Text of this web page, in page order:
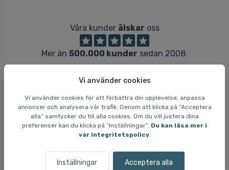
Vi använder cookies
Vi använder cookies för att förbättra din upplevelse, anpassa
annonser och analysera vår trafik. Genom att klicka på ”Acceptera
alla” samtycker du till alla cookies. Om du vill justera dina
preferenser kan du klicka på ”Inställningar”. Du kan läsa mer i
vår integritetspolicy.
Inställningar Acceptera alla
Våra kunder älskar oss
Mer än 500.000 kunder sedan 2008.
Skidresor.com
Skidresor.com är en skandinavisk webbshop som har sålt
skidkläder, skidutrustning och allmän friluftsutrustning för både
vuxna och barn i mer än 15 år. Hos Skidresor.com har vi alltid
högkvalitativa produkter från populära och kända märken på